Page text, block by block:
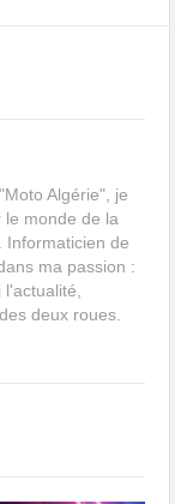
Algérie", je
le monde de la
Informaticien de
ma passion :
deux roues.